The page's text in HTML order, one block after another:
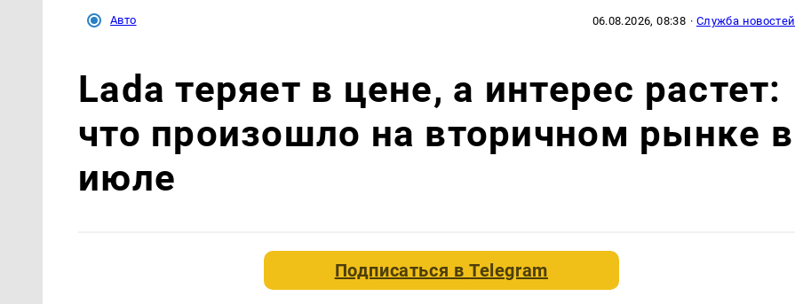
Авто 06.08.2026, 08:38 · Служба новостей
Lada теряет в цене, а интерес растет:
что произошло на вторичном рынке в
июле
Подписаться вTelegram